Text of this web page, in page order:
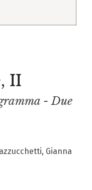
II
- Due
Gianna